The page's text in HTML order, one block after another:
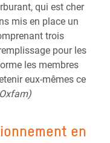
qui est cher
mis en place un
trois
pour les
les membres
eux-mêmes ce
en